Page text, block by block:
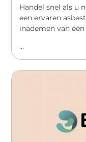
Handel snel als u
een ervaren
inademen van één
...